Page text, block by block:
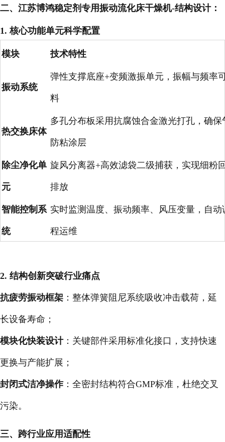
二、江苏博鸿稳定剂专用振动流化床干燥机-结构设计：
1. 核心功能单元科学配置
模块 技术特性
振动系统
弹性支撑底座+变频激振单元，振幅与频率
料
热交换床体
多孔分布板采用抗腐蚀合金激光打孔，确
防粘涂层
除尘净化单
元
旋风分离器+高效滤袋二级捕获，实现细粉
排放
智能控制系
统
实时监测温度、振动频率、风压变量，自
程运维
2. 结构创新突破行业痛点
抗疲劳振动框架 ：整体弹簧阻尼系统吸收冲击载荷，延
长设备寿命；
模块化快装设计：关键部件采用标准化接口，支持快速
更换与产能扩展；
封闭式洁净操作：全密封结构符合GMP标准，杜绝交叉
污染。
三、跨行业应用适配性